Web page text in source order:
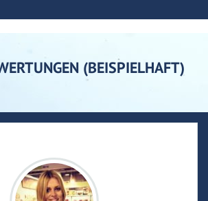
(BEISPIELHAFT)